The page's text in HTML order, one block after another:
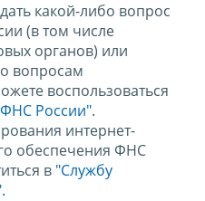
какой-либо вопрос
(в том числе
органов) или
вопросам
воспользоваться
России".
интернет-
обеспечения ФНС
в "Службу